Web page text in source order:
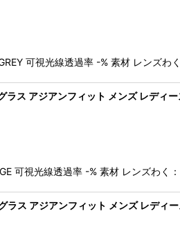
可視光線透過率 -% 素材 レンズ
ス アジアンフィット メンズ レディ
可視光線透過率 -% 素材 レンズわ
ス アジアンフィット メンズ レディ